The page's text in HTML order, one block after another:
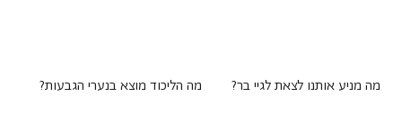
מה מניע אותנו לצאת לגיי בר? מה הליכוד מוצא בנערי הגבעות?